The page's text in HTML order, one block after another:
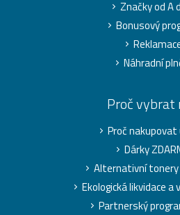
Značky od A
Bonusový
Náhradní
Proč vybrat
Proč nakupovat
Dárky
Alternativní tonery
Ekologická likvidace a
Partnerský